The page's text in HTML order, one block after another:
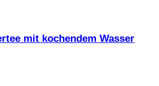
mit kochendem Wasser